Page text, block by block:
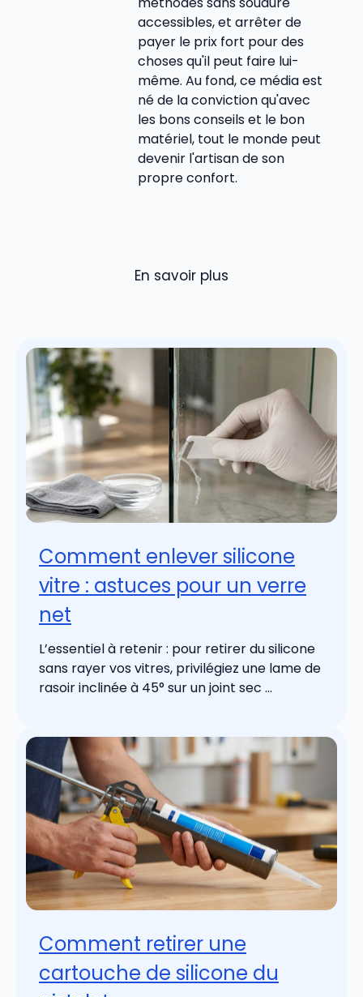
accessibles, et arrêter de
payer le prix fort pour des
choses qu'il peut faire lui-
même. Au fond, ce média est
né de la conviction qu'avec
les bons conseils et le bon
matériel, tout le monde peut
devenir l'artisan de son
propre confort.
En savoir plus
Comment enlever silicone
vitre : astuces pour un verre
net
L’essentiel à retenir : pour retirer du silicone
sans rayer vos vitres, privilégiez une lame de
rasoir inclinée à 45° sur un joint sec ...
Comment retirer une
cartouche de silicone du